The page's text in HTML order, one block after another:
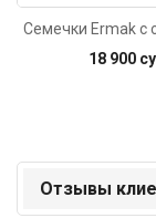
Семечки Ermak с
18 900
Отзывы